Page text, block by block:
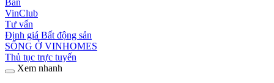
Bán
VinClub
Tư vấn
Định giá Bất động sản
SỐNG Ở VINHOMES
Thủ tục trực tuyến
Xem nhanh